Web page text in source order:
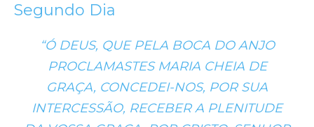
Segundo Dia
“Ó DEUS, QUE PELA BOCA DO ANJO
PROCLAMASTES MARIA CHEIA DE
GRAÇA, CONCEDEI-NOS, POR SUA
INTERCESSÃO, RECEBER A PLENITUDE